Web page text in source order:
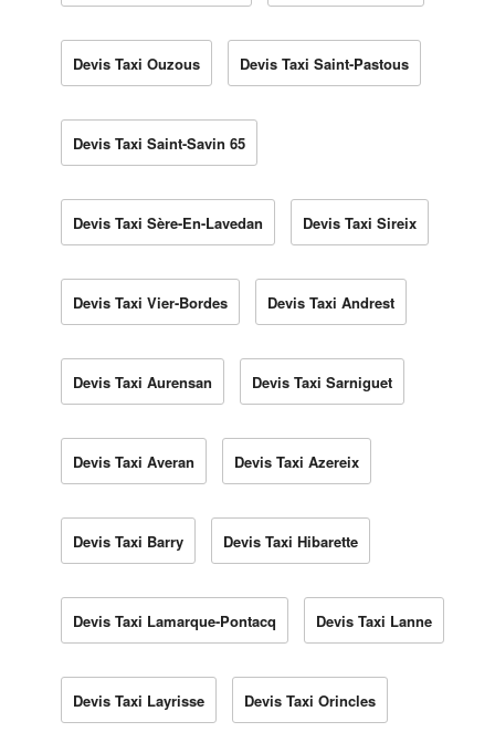
Devis Taxi Ouzous Devis Taxi Saint-Pastous
Devis Taxi Saint-Savin 65
Devis Taxi Sère-En-Lavedan Devis Taxi Sireix
Devis Taxi Vier-Bordes Devis Taxi Andrest
Devis Taxi Aurensan Devis Taxi Sarniguet
Devis Taxi Averan Devis Taxi Azereix
Devis Taxi Barry Devis Taxi Hibarette
Devis Taxi Lamarque-Pontacq Devis Taxi Lanne
Devis Taxi Layrisse Devis Taxi Orincles